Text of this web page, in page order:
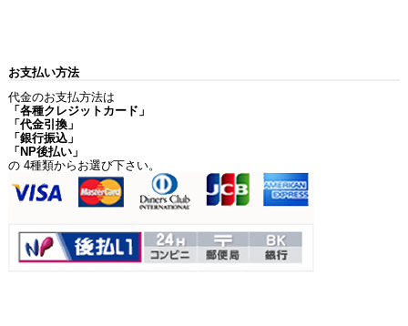
お支払い方法
代金のお支払方法は
「各種クレジットカード」
「代金引換」
「銀行振込」
「NP後払い」
の 4種類からお選び下さい。